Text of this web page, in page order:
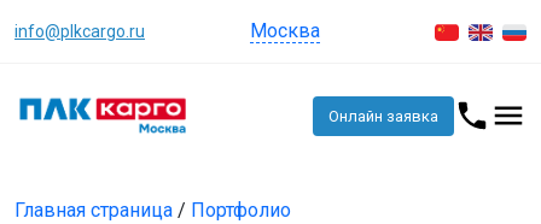
info@plkcargo.ru Москва
Онлайн заявка
Главная страница / Портфолио